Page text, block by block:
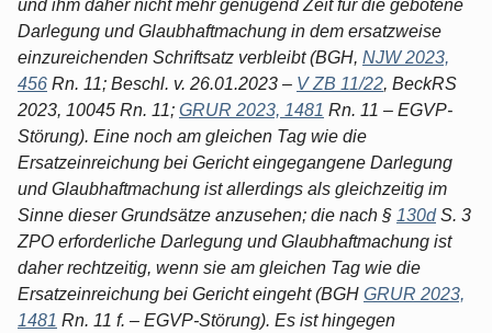
und ihm daher nicht mehr genügend Zeit für die gebotene
Darlegung und Glaubhaftmachung in dem ersatzweise
einzureichenden Schriftsatz verbleibt (BGH, NJW 2023,
456 Rn. 11; Beschl. v. 26.01.2023 – V ZB 11/22, BeckRS
2023, 10045 Rn. 11; GRUR 2023, 1481 Rn. 11 – EGVP-
Störung). Eine noch am gleichen Tag wie die
Ersatzeinreichung bei Gericht eingegangene Darlegung
und Glaubhaftmachung ist allerdings als gleichzeitig im
Sinne dieser Grundsätze anzusehen; die nach § 130dS. 3
ZPO erforderliche Darlegung und Glaubhaftmachung ist
daher rechtzeitig, wenn sie am gleichen Tag wie die
Ersatzeinreichung bei Gericht eingeht (BGH GRUR 2023,
1481 Rn. 11 f. – EGVP-Störung). Es ist hingegen